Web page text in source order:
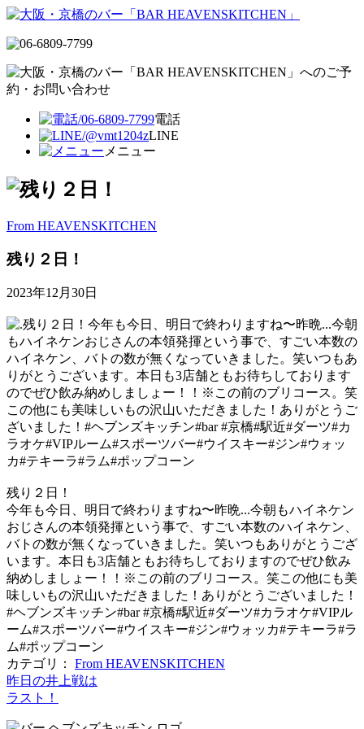
電話
LINE
メニュー
From HEAVENSKITCHEN
残り２日！
2023年12月30日
残り２日！
今年も今日、明日で終わりますね〜昨晩...今朝もハイネケン
おじさんの本領発揮という事で、すごい本数のハイネケン、
バトの数が無くなっていきました。笑いつもありがとうござ
います。本日も3店舗ともお待ちしておりますのでぜひ飲み
納めしましょー！！※この前のブリコース。笑この他にも美
味しいもの沢山いただきました！ありがとうございました！
#ヘブンズキッチン#bar #京橋#駅近#ダーツ#カラオケ#VIPル
ーム#スポーツバー#ウイスキー#ジン#ウォッカ#テキーラ#ラ
ム#ポップコーン
カテゴリ： From HEAVENSKITCHEN
昨日の井上戦は
ラスト！